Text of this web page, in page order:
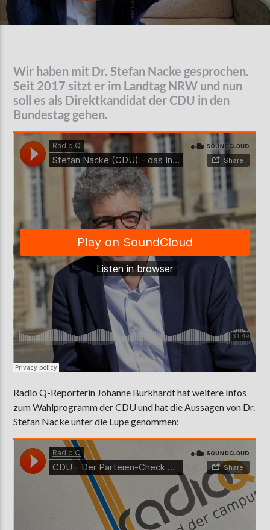
MOEBIUS
00:00 09:00
Steinfurt103,9 MHz
Wir haben mit Dr. Stefan Nacke gesprochen.
Seit 2017 sitzt er im Landtag NRW und nun
soll es als Direktkandidat der CDU in den
Bundestag gehen.
Radio Q-Reporterin Johanne Burkhardt hat weitere Infos
zum Wahlprogramm der CDU und hat die Aussagen von Dr.
Stefan Nacke unter die Lupe genommen: